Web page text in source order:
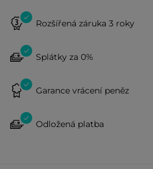
Rozšířená záruka 3 roky
Splátky za 0%
Garance vrácení peněz
Odložená platba